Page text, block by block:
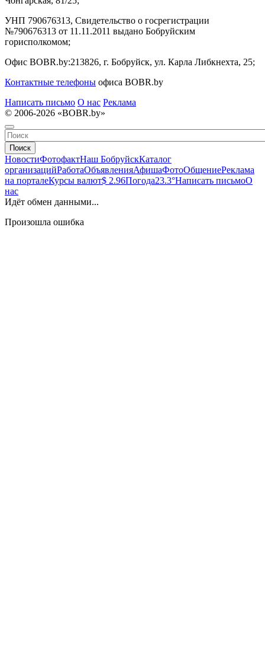
УНП 790676313, Свидетельство о госрегистрации
№790676313 от 11.11.2011 выдано Бобруйским
горисполкомом;
Офис BOBR.by:213826, г. Бобруйск, ул. Карла Либкнехта, 25;
Контактные телефоны офиса BOBR.by
Написать письмо О нас Реклама
© 2006-2026 «BOBR.by»
Поиск
НовостиФотофактНаш БобруйскКаталог
организацийРаботаОбъявленияАфишаФотоОбщениеРеклама
на порталеКурсы валют$ 2.96Погода23.3°Написать письмоО
нас
Идёт обмен данными...
Произошла ошибка